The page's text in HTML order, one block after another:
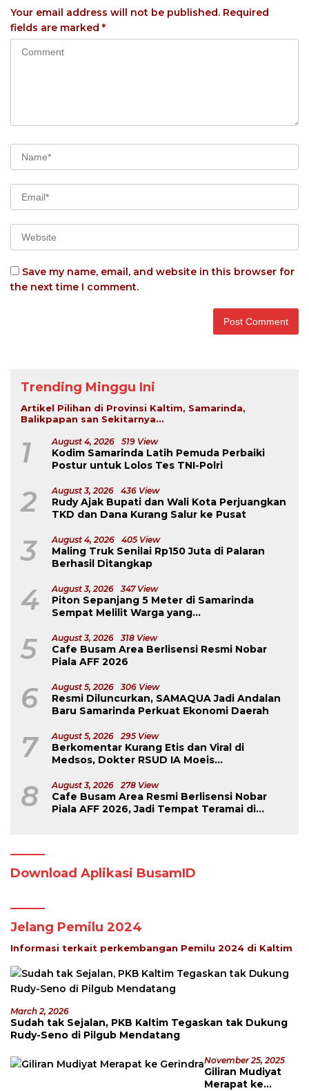
Your email address will not be published. Required
fields are marked *
Save my name, email, and website in this browser for
the next time I comment.
Trending Minggu Ini
Artikel Pilihan di Provinsi Kaltim, Samarinda,
Balikpapan san Sekitarnya...
1 August 4, 2026 519 View
Kodim Samarinda Latih Pemuda Perbaiki
Postur untuk Lolos Tes TNI-Polri
2 August 3, 2026 436 View
Rudy Ajak Bupati dan Wali Kota Perjuangkan
TKD dan Dana Kurang Salur ke Pusat
3 August 4, 2026 405 View
Maling Truk Senilai Rp150 Juta di Palaran
Berhasil Ditangkap
4 August 3, 2026 347 View
Piton Sepanjang 5 Meter di Samarinda
Sempat Melilit Warga yang
5 August 3, 2026 318 View
Cafe Busam Area Berlisensi Resmi Nobar
Piala AFF 2026
6 August 5, 2026 306 View
Resmi Diluncurkan, SAMAQUA Jadi Andalan
Baru Samarinda Perkuat Ekonomi Daerah
7 August 5, 2026 295 View
Berkomentar Kurang Etis dan Viral di
Medsos, Dokter RSUD IA Moeis
8 August 3, 2026 278 View
Cafe Busam Area Resmi Berlisensi Nobar
Piala AFF 2026, Jadi Tempat Teramai di
Download Aplikasi BusamID
Jelang Pemilu 2024
Informasi terkait perkembangan Pemilu 2024 di Kaltim
March 2, 2026
Sudah tak Sejalan, PKB Kaltim Tegaskan tak Dukung
Rudy-Seno di Pilgub Mendatang
November 25, 2025
Giliran Mudiyat
Merapat ke